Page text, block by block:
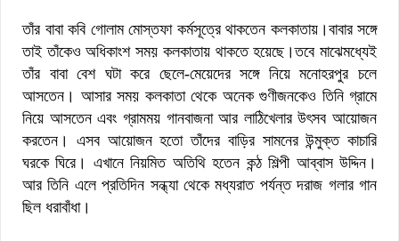
তাঁর বাবা কবি গোলাম মোস্তফা কর্মসূত্রে থাকতেন কলকাতায়।বাবার সঙ্গে
তাই তাঁকেও অধিকাংশ সময় কলকাতায় থাকতে হয়েছে।তবে মাঝেমধ্যেই
তাঁর বাবা বেশ ঘটা করে ছেলে-মেয়েদের সঙ্গে নিয়ে মনোহরপুর চলে
আসতেন। আসার সময় কলকাতা থেকে অনেক গুণীজনকেও তিনি গ্রামে
নিয়ে আসতেন এবং গ্রামময় গানবাজনা আর লাঠিখেলার উৎসব আয়োজন
করতেন। এসব আয়োজন হতো তাঁদের বাড়ির সামনের উন্মুক্ত কাচারি
ঘরকে ঘিরে। এখানে নিয়মিত অতিথি হতেন কন্ঠ শিল্পী আব্বাস উদ্দিন।
আর তিনি এলে প্রতিদিন সন্ধ্যা থেকে মধ্যরাত পর্যন্ত দরাজ গলার গান
ছিল ধরাবাঁধা।